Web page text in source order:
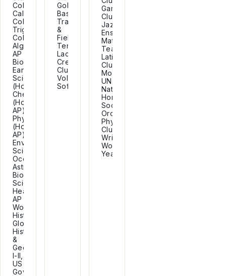
College
Calculus,
College
Trigonometry,
College
Algebra,
AP
Biology,
Earth
Science
(Honors),
Chemistry
(Honors,
AP),
Physics
(Honors,
AP),
Environmental
Science,
Oceanography,
Astronomy,
Biomedical
Sciences,
Health,
AP
World
History,
Global
History
&
Geography
I-II,
US
Government,
Golf,
Baseball,
Track
&
Field,
Tennis,
Lacrosse,
Crew
Club,
Volleyball,
Softball...
Gaming
Club,
Jazz
Ensemble,
Math
Team,
Latino
Clubs,
Model
UN,
National
Honors
Society,
Orchestra,
Physics
Club,
Writers
Workshop,
Yearbook...